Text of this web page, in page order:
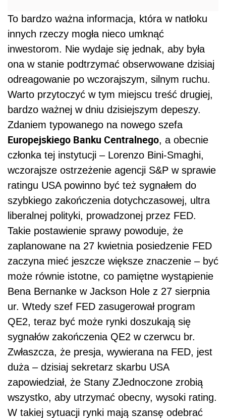
To bardzo ważna informacja, która w natłoku
innych rzeczy mogła nieco umknąć
inwestorom. Nie wydaje się jednak, aby była
ona w stanie podtrzymać obserwowane dzisiaj
odreagowanie po wczorajszym, silnym ruchu.
Warto przytoczyć w tym miejscu treść drugiej,
bardzo ważnej w dniu dzisiejszym depeszy.
Zdaniem typowanego na nowego szefa
Europejskiego Banku Centralnego, a obecnie
członka tej instytucji – Lorenzo Bini-Smaghi,
wczorajsze ostrzeżenie agencji S&P w sprawie
ratingu USA powinno być też sygnałem do
szybkiego zakończenia dotychczasowej, ultra
liberalnej polityki, prowadzonej przez FED.
Takie postawienie sprawy powoduje, że
zaplanowane na 27 kwietnia posiedzenie FED
zaczyna mieć jeszcze większe znaczenie – być
może równie istotne, co pamiętne wystąpienie
Bena Bernanke w Jackson Hole z 27 sierpnia
ur. Wtedy szef FED zasugerował program
QE2, teraz być może rynki doszukają się
sygnałów zakończenia QE2 w czerwcu br.
Zwłaszcza, że presja, wywierana na FED, jest
duża – dzisiaj sekretarz skarbu USA
zapowiedział, że Stany ZJednoczone zrobią
wszystko, aby utrzymać obecny, wysoki rating.
W takiej sytuacji rynki mają szansę odebrać